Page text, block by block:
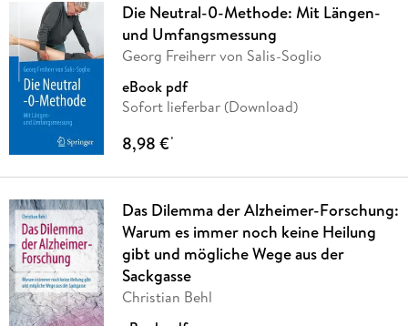
Die Neutral-0-Methode: Mit Längen-
und Umfangsmessung
Georg Freiherr von Salis-Soglio
eBook pdf
Sofort lieferbar (Download)
8,98 €*
Das Dilemma der Alzheimer-Forschung:
Warum es immer noch keine Heilung
gibt und mögliche Wege aus der
Sackgasse
Christian Behl